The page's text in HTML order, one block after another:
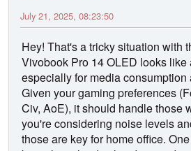
July 21, 2025, 08:23:50
Hey! That's a tricky situation with
Vivobook Pro 14 OLED looks like
especially for media consumption
Given your gaming preferences
Civ, AoE), it should handle those
you're considering noise levels
those are key for home office.